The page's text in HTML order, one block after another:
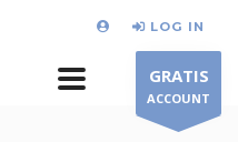
LOG IN
GRATIS
ACCOUNT